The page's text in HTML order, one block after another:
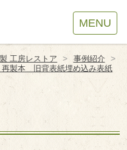
MENU
工房レストア > 事例紹介 >
製本 旧背表紙埋め込み表紙